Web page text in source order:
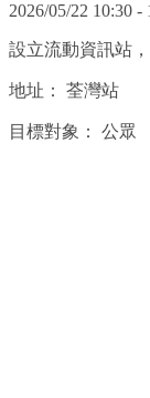
2026/05/22 10:30 -
設立流動資訊站
地址： 荃灣站
目標對象： 公眾